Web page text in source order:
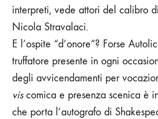
interpreti, vede attori del calibro
Nicola Stravalaci.
E l’ospite “d’onore”? Forse
truffatore presente in ogni
degli avvicendamenti per
viscomica e presenza scenica è
che porta l’autografo di